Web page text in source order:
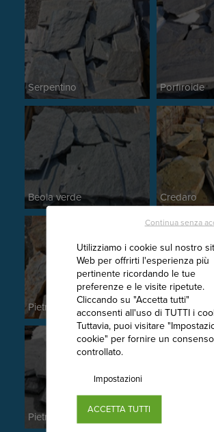
Serpentino Porfiroide
Beola verde Credaro
Pietra di Trani Pietra della
Pietra di Morgex e Cogne
Continua senza
Utilizziamo i cookie sul nostro
Web per offrirti l'esperienza più
pertinente ricordando le tue
preferenze e le visite ripetute.
Cliccando su "Accetta tutti"
acconsenti all'uso di TUTTI i
Tuttavia, puoi visitare
cookie" per fornire un consenso
controllato.
Impostazioni
ACCETTA TUTTI